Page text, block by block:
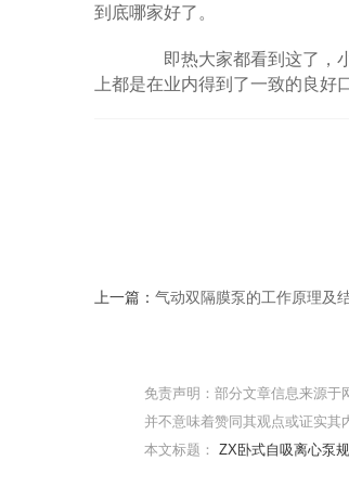
到底哪家好了。
即热大家都看到这了，小
上都是在业内得到了一致的良
上一篇： 气动双隔膜泵的工作原理及
免责声明：部分文章信息来源于
并不意味着赞同其观点或证实其
本文标题： ZX卧式自吸离心泵